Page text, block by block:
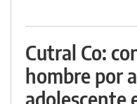
Cutral Co:
hombre por
adolescente